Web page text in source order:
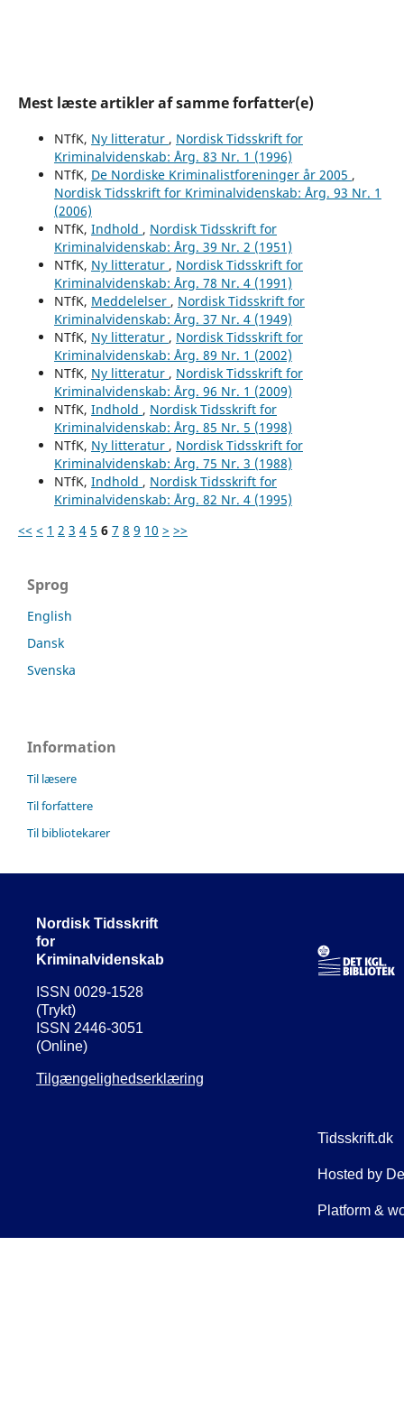
Mest læste artikler af samme forfatter(e)
NTfK, Ny litteratur , Nordisk Tidsskrift for
Kriminalvidenskab: Årg. 83 Nr. 1 (1996)
NTfK, De Nordiske Kriminalistforeninger år 2005 ,
Nordisk Tidsskrift for Kriminalvidenskab: Årg. 93 Nr. 1
(2006)
NTfK, Indhold , Nordisk Tidsskrift for
Kriminalvidenskab: Årg. 39 Nr. 2 (1951)
NTfK, Ny litteratur , Nordisk Tidsskrift for
Kriminalvidenskab: Årg. 78 Nr. 4 (1991)
NTfK, Meddelelser , Nordisk Tidsskrift for
Kriminalvidenskab: Årg. 37 Nr. 4 (1949)
NTfK, Ny litteratur , Nordisk Tidsskrift for
Kriminalvidenskab: Årg. 89 Nr. 1 (2002)
NTfK, Ny litteratur , Nordisk Tidsskrift for
Kriminalvidenskab: Årg. 96 Nr. 1 (2009)
NTfK, Indhold , Nordisk Tidsskrift for
Kriminalvidenskab: Årg. 85 Nr. 5 (1998)
NTfK, Ny litteratur , Nordisk Tidsskrift for
Kriminalvidenskab: Årg. 75 Nr. 3 (1988)
NTfK, Indhold , Nordisk Tidsskrift for
Kriminalvidenskab: Årg. 82 Nr. 4 (1995)
<< < 1 2 3 4 5 6 7 8 9 10 > >>
Sprog
English
Dansk
Svenska
Information
Til læsere
Til forfattere
Til bibliotekarer
Nordisk Tidsskrift
for
Kriminalvidenskab
ISSN 0029-1528
(Trykt)
ISSN 2446-3051
(Online)
Tilgængelighedserklæring